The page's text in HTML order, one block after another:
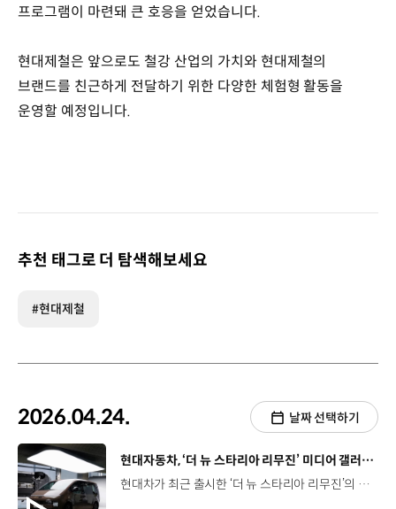
프로그램이 마련돼 큰 호응을 얻었습니다.
현대제철은 앞으로도 철강 산업의 가치와 현대제철의
브랜드를 친근하게 전달하기 위한 다양한 체험형 활동을
운영할 예정입니다.
추천 태그로 더 탐색해보세요
#현대제철
2026.04.24. 날짜 선택하기
[동영상]
현대자동차, ‘더 뉴 스타리아 리무진’ 미디어 갤러리 개최
현대차가 최근 출시한 ‘더 뉴 스타리아 리무진’의 상품성을 직접 확인할 수 있는 자리를 마련했습니다. 현대모터스튜디오 서울에서 ‘더 뉴 스타리아 리무진’ 미디어 갤러리 행사를 진행했는데요. 자세한 소식 전해주시죠. 현대차는 지난 21일, ‘더 뉴 스타리아 리무진’ 실차를 미디어에 공개하고 고급 MPV 시장 견인에 나섰는데요. 미디어 갤러리 현장, 함께 보시죠! 이번 ‘더 뉴 스타리아 리무진’ 미디어 갤러리 행사에는 100여 개 매체가 참석했는데요. 리포터저는 지금 ‘더 뉴 스타리아 리무진’을 가장 먼저 만날 수 있는 미디어 갤러리 현장에 나와있습니다. 새롭게 선보이는 ‘더 뉴 스타리아 리무진’은 하이브리드와 일렉트릭, 두 가지 파워트레인으로 운영되는데요. 최고급 MPV의 등장에 취재 열기가 정말 뜨겁습니다. 현대차는 ‘더 뉴 스타리아 리무진’ 일렉트릭과 하이브리드 실차를 전시하고 개발 담당자가 직접 디자인과 주요 상품성을 발표하면서 ‘더 뉴 스타리아 리무진’에 대한 이해를 도왔습니다. 이철민 상무 / 현대차 국내마케팅실장‘더 뉴 스타리아 리무진’은 MPV 시장에서 프리미엄이라는 가치를 어떻게 해석하고 있는지 보여주는 모델입니다. 오늘 이 자리를 통해서 현대차가 앞으로 그리고 있는 프리미엄 이동 경험의 방향을 함께 공감하는 시간이 되기를 바라며 큰 격려와 성원을 부탁드립니다. ‘더 뉴 스타리아 리무진 하이브리드’는 전면부에 직사각형 블록 패턴의 블랙 크롬 그릴을 적용해 첨단 이미지를 강조하고 프론트와 리어 범퍼 하단부, 사이드 실에 골드 색상의 가니쉬를 적용해 한층 고급스러운 인상을 구현한 것이 특징입니다. 또한 1.6 터보 하이브리드 엔진을 기반으로 최고 출력 180마력, 최대 토크 27.0kgf∙m, 연비 12.3km/ℓ의 성능을 확보했습니다. ‘더 뉴 스타리아 리무진 일렉트릭’은 헤드램프 베젤과 프론트 그릴, 아웃사이드 미러 커버 등에 블랙 색상을 적용해 프론트 및 리어 스키드 플레이트의 골드 색상과 조화를 이루면서 리무진만의 차별화된 프리미엄 이미지를 구축했는데요. 공력 성능을 고려한 전용 17인치 블랙 알로이 휠 적용으로 외관의 완성도를 높였습니다. 또한 84.0kWh 용량의 4세대 배터리를 탑재해 최고 출력 160kW, 최대 토크 350Nm, 전비 3.9km/kWh의 성능을 달성했는데요. 이를 통해 1회 충전 시 최대 364km 주행이 가능해 전동화 MPV 모델에 요구되는 넉넉한 동력 성능과 우수한 전비 효율을 갖췄다는 평가를 받았습니다. 리포터일렉트릭 모델에는 800V 초고속 충전 시스템이 적용돼 있어 350kW급 충전기를 사용할 경우, 배터리 충전량 10%에서 80%까지 약 20분 만에 도달 가능합니다. 빠른 충전 속도 덕분에 장거리 이동에도 걱정 없겠죠. ‘더 뉴 스타리아 리무진 일렉트릭’은 전동화 기술을 기반으로 한 다양한 편의 기능까지 더해 사용자 경험을 확장했는데요. 리포터보시는 것처럼 현대차 최초로 전·후방 듀얼 충전 포트가 탑재됐는데요. 전면 충전구를 통해 급속 및 완속 충전이 모두 가능하고요. 후면 충전구는 완속 충전 전용으로 활용할 수 있습니다. 특히 전·후방 충전 도어의 동시 열림 방지 로직이 적용돼 더 편리하고 안전하게 충전하실 수 있습니다. 아울러 다양한 전자기기 사용환경을 지원하는 실내·외 V2L은 라인업별로 위치를 차별화함으로써 사용자의 라이프스타일에 맞춘 활용성을 확보했습니다. ‘더 뉴 스타리아 리무진’은 지난해 12월 출시된 ‘더 뉴 스타리아’의 최고급 모델인데요. 사용자의 일상과 비즈니스에 품격을 더하기 위한 상품성도 대폭 강화됐죠. ‘더 뉴 스타리아 리무진’은 고급스러운 내외장 디자인뿐만 아니라 차별화된 편의사양까지 갖춰 프리미엄 이동 경험을 제공할 것으로 기대를 모으고 있습니다. ‘더 뉴 스타리아 리무진’은 VIP 고객을 위한 고급 디자인과 전용 프리미엄 시트인 ‘이그제큐티브 시트’를 신규 적용해 편의성을 극대화했는데요. 신태식 책임연구원 / 현대차 상용디자인팀‘더 뉴 스타리아 리무진’의 인테리어 디자인 철학은 럭셔리한 여정의 순간이 끊임없이 연결되는 경험입니다. 비즈니스를 위한 의전부터 가족과 함께하는 휴식의 순간까지 프리미엄 경험을 공간으로 구현하기 위해서 전반적인 실내 구성을 저채도의 다크한 그린으로 마감하여 차분하고 무게감 있는 분위기를 조성하였습니다. 6인승 모델 2열에 적용된 ‘이그제큐티브 시트’는 최고급 천연가죽으로 우수한 착좌감과 고급감을 살리고 이동 중에도 휴식을 즐길 수 있는 ‘에어 컨투어 바디케어’ 기능까지 탑재해 차별화된 주행 경험을 선사합니다. 리포터차 안이라고 믿기 힘든 이 은은한 분위기는 바로 2열과 3열 천장 사이에 위치하고 있는 ‘파노라믹 스카이 루프’ 덕분인데요. 분위기 있는 실내 조명 연출을 통해 차량을 단순 이동수단이 아니라 휴식의 공간으로 활용할 수 있게 합니다. 이와 함께 12.3인치 디지털 클러스터와 AVNT를 통합한 인포테인먼트 시스템으로 운전자 중심의 직관적인 정보 전달과 조작 편의성을 높이는 한편 무선 소프트웨어 업데이트를 기본 적용해 차량의 주요 전자 제어 기능을 최신 상태로 유지할 수 있도록 했습니다. 한편 전·후륜 서스펜션에 알루미늄 소재를 적용해 주행 진동도 개선했는데요. 리포터‘더 뉴 스타리아 리무진’은 흡차음 사양을 확대 적용해 정숙성을 강화했는데요. 차 문을 닫고 보니 주변 소음이 모두 사라진 것이 느껴지시죠. 현대차는 2열 도어 글래스에 두꺼운 차음 유리를 적용하고 리어 쇽업소버 마운팅 장착부의 두께를 확대해 외부 소음 유입을 저감하며 정숙성을 구현했습니다. 현대차는 이 밖에도 페달 오조작 안전 보조, 가속 페달 제어 등 신규 기능도 대거 적용해 보다 안전한 주행 환경을 제공할 계획입니다. 유병주 책임연구원 / 현대차 MLV프로젝트5팀‘더 뉴 스타리아 리무진’은 고객들에게 안락함, 편의성, 실용성을 제공하는 것을 목표로 고급스러운 디자인과 동급 최고 수준의 승차감, 다양한 편의사양 등을 갖추어 개발하였습니다. 고급스러운 디자인과 승차감, 다양한 편의사양을 갖춘 ‘더 뉴 스타리아 리무진’의 출시를 통해 고객들의 선택지가 한층 넓어졌네요. 현대차는 앞으로도 스타리아 풀 라인업을 기반으로 비즈니스부터 가족 중심의 일상과 여가활동까지 고객들의 다양한 라이프 스타일에 새로운 이동 가치를 제공해 나갈 예정입니다. 한층 고급스러워진 공간 경험과 전동화 기술이 더해진 MPV, ‘더 뉴 스타리아’가 다인승 모빌리티 시장을 선도하길 기대하겠습니다. 오늘 소식 전해주셔서 고맙습니다.